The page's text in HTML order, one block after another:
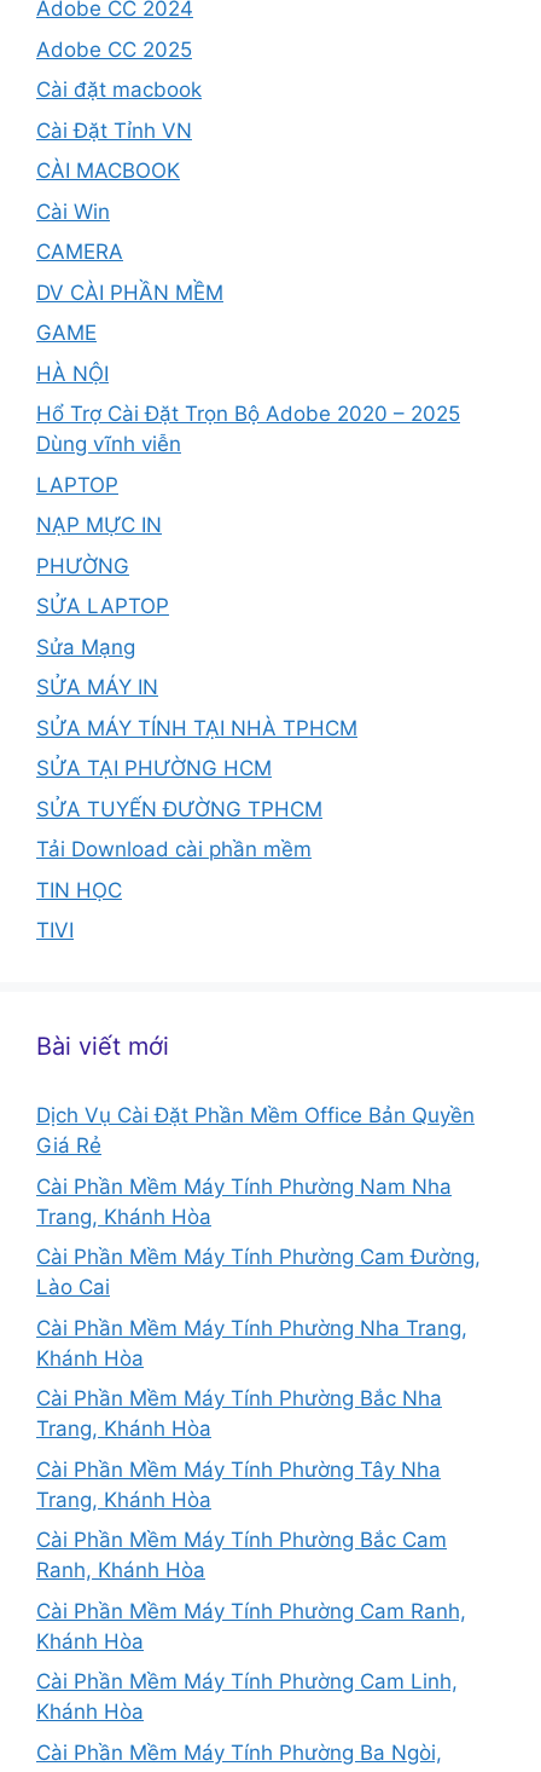
Adobe CC 2024
Adobe CC 2025
Cài đặt macbook
Cài Đặt Tỉnh VN
CÀI MACBOOK
Cài Win
CAMERA
DV CÀI PHẦN MỀM
GAME
HÀ NỘI
Hổ Trợ Cài Đặt Trọn Bộ Adobe 2020 – 2025
Dùng vĩnh viễn
LAPTOP
NẠP MỰC IN
PHƯỜNG
SỬA LAPTOP
Sửa Mạng
SỬA MÁY IN
SỬA MÁY TÍNH TẠI NHÀ TPHCM
SỬA TẠI PHƯỜNG HCM
SỬA TUYẾN ĐƯỜNG TPHCM
Tải Download cài phần mềm
TIN HỌC
TIVI
Bài viết mới
Dịch Vụ Cài Đặt Phần Mềm Office Bản Quyền
Giá Rẻ
Cài Phần Mềm Máy Tính Phường Nam Nha
Trang, Khánh Hòa
Cài Phần Mềm Máy Tính Phường Cam Đường,
Lào Cai
Cài Phần Mềm Máy Tính Phường Nha Trang,
Khánh Hòa
Cài Phần Mềm Máy Tính Phường Bắc Nha
Trang, Khánh Hòa
Cài Phần Mềm Máy Tính Phường Tây Nha
Trang, Khánh Hòa
Cài Phần Mềm Máy Tính Phường Bắc Cam
Ranh, Khánh Hòa
Cài Phần Mềm Máy Tính Phường Cam Ranh,
Khánh Hòa
Cài Phần Mềm Máy Tính Phường Cam Linh,
Khánh Hòa
Cài Phần Mềm Máy Tính Phường Ba Ngòi,